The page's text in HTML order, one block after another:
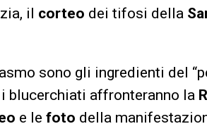
il corteo dei tifosi della
sono gli ingredienti del
blucerchiati affronteranno la
e le foto della